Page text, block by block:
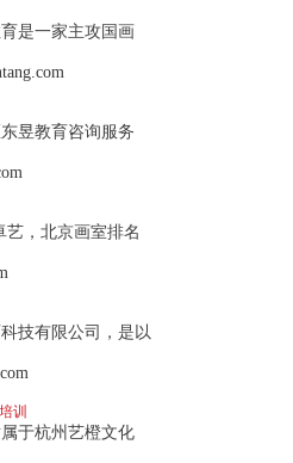
是一家主攻国画
昱教育咨询服务
艺，北京画室排名
技有限公司，是以
训
于杭州艺橙文化